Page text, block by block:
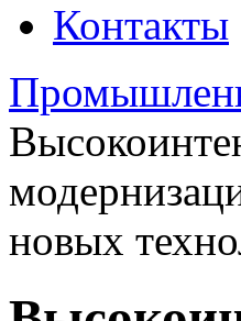
Контакты
новых